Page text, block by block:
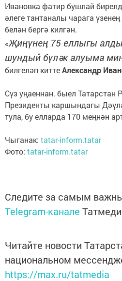
Ивановка фатир бушлай
әлеге тантаналы чарага
белән бергә килгән.
«Җиңүнең 75 еллыгы
шундый бүләк алуыма
билгеләп киттеАлександр
Сүз уңаеннан. быел Татарстан
Президенты каршындагы
тула, бу елларда 170 меңнән
Чыганак: tatar-inform.tatar
Фото: tatar-inform.tatar
Следите за самым
Telegram-канале
Читайте новости
национальном
https://max.ru/tatmedia